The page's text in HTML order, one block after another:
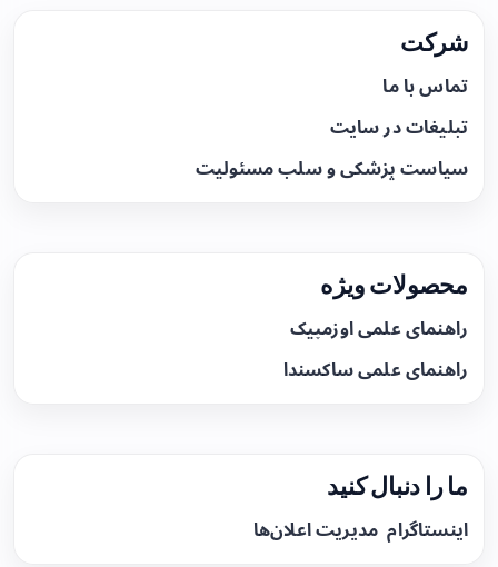
شرکت
تماس با ما
تبلیغات در سایت
سیاست پزشکی و سلب مسئولیت
محصولات ویژه
راهنمای علمی اوزمپیک
راهنمای علمی ساکسندا
ما را دنبال کنید
اینستاگرام مدیریت اعلان‌ها